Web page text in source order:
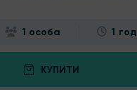
1 особа 1 год
КУПИТИ